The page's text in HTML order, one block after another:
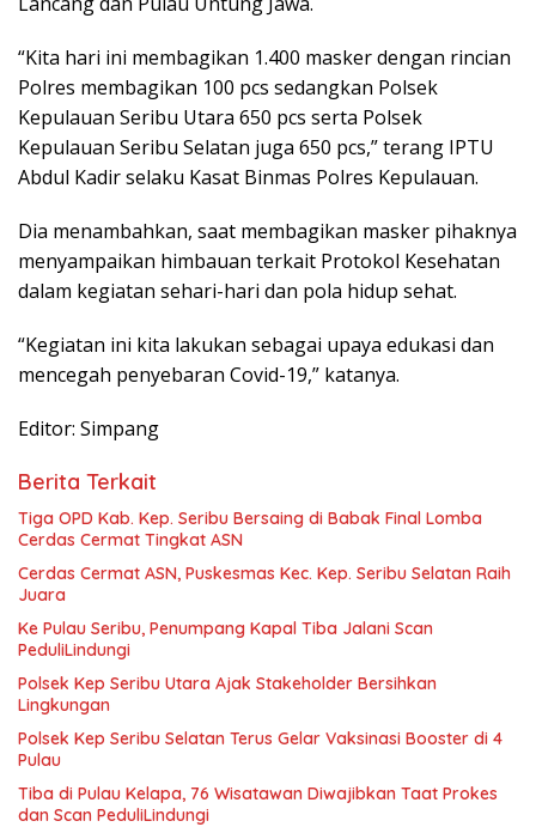
“Kita hari ini membagikan 1.400 masker dengan rincian
Polres membagikan 100 pcs sedangkan Polsek
Kepulauan Seribu Utara 650 pcs serta Polsek
Kepulauan Seribu Selatan juga 650 pcs,” terang IPTU
Abdul Kadir selaku Kasat Binmas Polres Kepulauan.
Dia menambahkan, saat membagikan masker pihaknya
menyampaikan himbauan terkait Protokol Kesehatan
dalam kegiatan sehari-hari dan pola hidup sehat.
“Kegiatan ini kita lakukan sebagai upaya edukasi dan
mencegah penyebaran Covid-19,” katanya.
Editor: Simpang
Berita Terkait
Tiga OPD Kab. Kep. Seribu Bersaing di Babak Final Lomba
Cerdas Cermat Tingkat ASN
Cerdas Cermat ASN, Puskesmas Kec. Kep. Seribu Selatan Raih
Juara
Ke Pulau Seribu, Penumpang Kapal Tiba Jalani Scan
PeduliLindungi
Polsek Kep Seribu Utara Ajak Stakeholder Bersihkan
Lingkungan
Polsek Kep Seribu Selatan Terus Gelar Vaksinasi Booster di 4
Pulau
Tiba di Pulau Kelapa, 76 Wisatawan Diwajibkan Taat Prokes
dan Scan PeduliLindungi